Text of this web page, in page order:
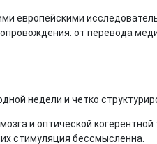
европейскими
от перевода
недели и четко
и оптической
стимуляция бессмысленна.